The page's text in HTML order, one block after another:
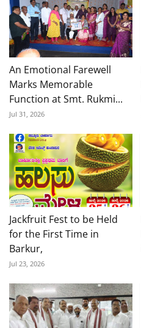
An Emotional Farewell
Marks Memorable
Function at Smt. Rukmi...
Jul 31, 2026
Jackfruit Fest to be Held
for the First Time in
Barkur,
Jul 23, 2026